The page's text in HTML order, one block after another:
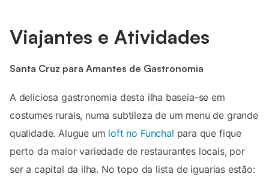
Viajantes e Atividades
Santa Cruz para Amantes de Gastronomia
A deliciosa gastronomia desta ilha baseia-se em
costumes rurais, numa subtileza de um menu de grande
qualidade. Alugue um loft no Funchal para que fique
perto da maior variedade de restaurantes locais, por
ser a capital da ilha. No topo da lista de iguarias estão: